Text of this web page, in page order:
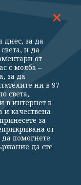
КАЛЕЙДОСКОП
За Клуб Z
ни
ЕООД, София, ул. "Алеко
„Клуб Зебра Медия“
от www.clubz.bg без
път, съгласно
днес, за да
и да
от
с молба –
за да
ни в 97
света,
в интернет в
и качествена
за
от
помогнете
да сте